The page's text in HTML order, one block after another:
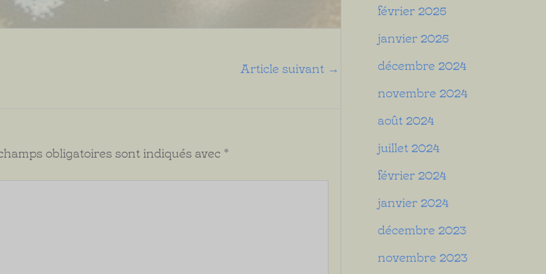
Article suivant →
obligatoires sont indiqués avec *
février 2025
janvier 2025
décembre 2024
novembre 2024
août 2024
juillet 2024
février 2024
janvier 2024
décembre 2023
novembre 2023